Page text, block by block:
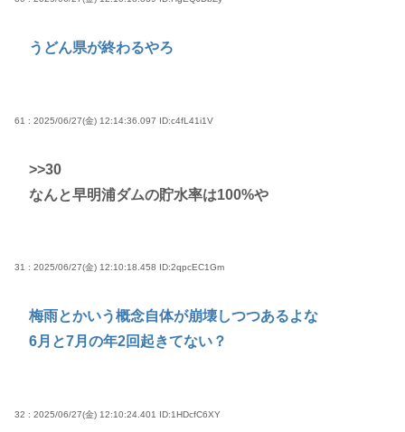
うどん県が終わるやろ
61 : 2025/06/27(金) 12:14:36.097 ID:c4fL41i1V
>>30
なんと早明浦ダムの貯水率は100%や
31 : 2025/06/27(金) 12:10:18.458 ID:2qpcEC1Gm
梅雨とかいう概念自体が崩壊しつつあるよな
6月と7月の年2回起きてない？
32 : 2025/06/27(金) 12:10:24.401 ID:1HDcfC6XY